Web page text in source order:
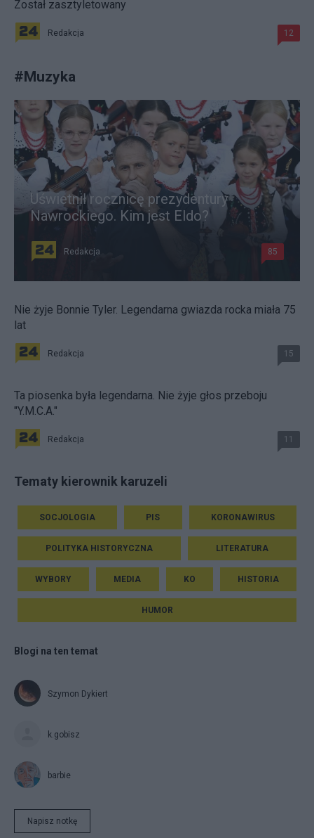
Został zasztyletowany
Redakcja 12
#Muzyka
Uświetnił rocznicę prezydentury
Nawrockiego. Kim jest Eldo?
Redakcja 85
Nie żyje Bonnie Tyler. Legendarna gwiazda rocka miała 75
lat
Redakcja 15
Ta piosenka była legendarna. Nie żyje głos przeboju
"Y.M.C.A."
Redakcja 11
Tematy kierownik karuzeli
SOCJOLOGIA PIS KORONAWIRUS
POLITYKA HISTORYCZNA LITERATURA
WYBORY MEDIA KO HISTORIA
HUMOR
Blogi na ten temat
Szymon Dykiert
k.gobisz
barbie
Napisz notkę